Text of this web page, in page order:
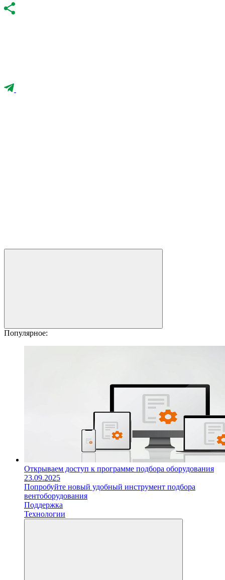
Популярное:
Открываем доступ к программе подбора оборудования
23.09.2025
Попробуйте новый удобный инструмент подбора
вентоборудования
Поддержка
Технологии